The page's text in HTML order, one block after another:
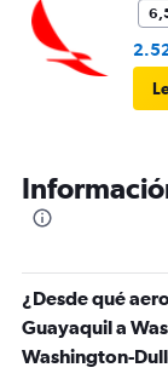
¿Desde qué
Guayaquil a
Washington-